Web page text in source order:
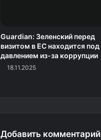
Guardian: Зеленский перед
визитом в ЕС находится под
давлением из-за коррупции
18.11.2025
Добавить комментарий